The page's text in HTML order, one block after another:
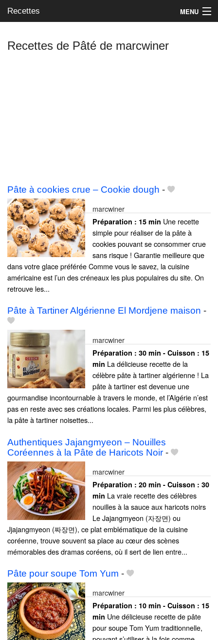
Recettes MENU
Recettes de Pâté de marcwiner
Pâte à cookies crue – Cookie dough -
marcwiner
Préparation : 15 min Une recette
simple pour réaliser de la pâte à
cookies pouvant se consommer crue
sans risque ! Garantie meilleure que
dans votre glace préférée Comme vous le savez, la cuisine
américaine est l’un des créneaux les plus populaires du site. On
retrouve les...
Pâte à Tartiner Algérienne El Mordjene maison -
marcwiner
Préparation : 30 min - Cuisson : 15
min La délicieuse recette de la
célèbre pâte à tartiner algérienne ! La
pâte à tartiner est devenue une
gourmandise incontournable à travers le monde, et l’Algérie n’est
pas en reste avec ses créations locales. Parmi les plus célèbres,
la pâte à tartiner noisettes...
Authentiques Jajangmyeon – Nouilles
Coréennes à la Pâte de Haricots Noir -
marcwiner
Préparation : 20 min - Cuisson : 30
min La vraie recette des célèbres
nouilles à la sauce aux haricots noirs
Le Jajangmyeon (자장면) ou
Jjajangmyeon (짜장면), ce plat emblématique de la cuisine
coréenne, trouve souvent sa place au cœur des scènes
mémorables des dramas coréens, où il sert de lien entre...
Pâte pour soupe Tom Yum -
marcwiner
Préparation : 10 min - Cuisson : 15
min Une délicieuse recette de pâte
pour soupe Tom Yum traditionnelle,